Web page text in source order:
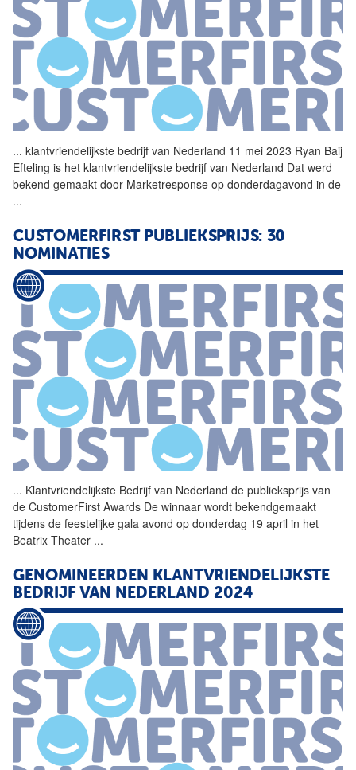
... klantvriendelijkste bedrijf van Nederland 11 mei 2023 Ryan Baij
Efteling is het klantvriendelijkste bedrijf van Nederland Dat werd
bekend gemaakt door Marketresponse op donderdagavond in de
...
CUSTOMERFIRST PUBLIEKSPRIJS: 30
NOMINATIES
... Klantvriendelijkste Bedrijf van Nederland de publieksprijs van
de CustomerFirst Awards De winnaar wordt bekendgemaakt
tijdens de feestelijke gala avond op donderdag 19 april in het
Beatrix Theater ...
GENOMINEERDEN KLANTVRIENDELIJKSTE
BEDRIJF VAN NEDERLAND 2024